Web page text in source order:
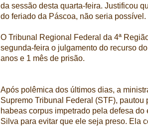
da sessão desta quarta-feira. Justificou
do feriado da Páscoa, não seria possível.
O Tribunal Regional Federal da 4ª
segunda-feira o julgamento do recurso
anos e 1 mês de prisão.
Após polêmica dos últimos dias, a
Supremo Tribunal Federal (STF), pautou
habeas corpus impetrado pela defesa
Silva para evitar que ele seja preso. Ela